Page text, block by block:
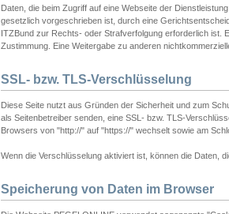
Daten, die beim Zugriff auf eine Webseite der
gesetzlich vorgeschrieben ist, durch eine
ITZBund zur Rechts- oder Strafverfolgung erforderlich ist.
Zustimmung. Eine Weitergabe zu anderen
SSL- bzw. TLS-Verschlüsselung
Diese Seite nutzt aus Gründen der Sicherheit und zum
als Seitenbetreiber senden, eine SSL- bzw. TLS-
Browsers von "http://" auf "https://" wechselt sowie am
Wenn die Verschlüsselung aktiviert ist, können die Daten,
Speicherung von Daten im Browser